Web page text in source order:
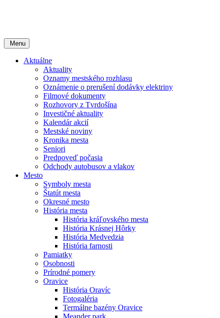
Menu
Aktuálne
Aktuality
Oznamy mestského rozhlasu
Oznámenie o prerušení dodávky elektriny
Filmové dokumenty
Rozhovory z Tvrdošína
Investičné aktuality
Kalendár akcií
Mestské noviny
Kronika mesta
Seniori
Predpoveď počasia
Odchody autobusov a vlakov
Mesto
Symboly mesta
Štatút mesta
Okresné mesto
História mesta
História kráľovského mesta
História Krásnej Hôrky
História Medvedzia
História farnosti
Pamiatky
Osobnosti
Prírodné pomery
Oravice
História Oravíc
Fotogaléria
Termálne bazény Oravice
Meander park